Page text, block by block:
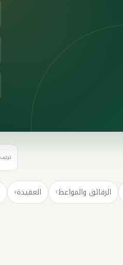
ترتيب
الرقائق والمواعظ٢ العقيدة٧